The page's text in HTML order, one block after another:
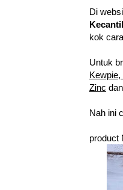
Di
kok
Untuk
Zinc
Nah ini
product